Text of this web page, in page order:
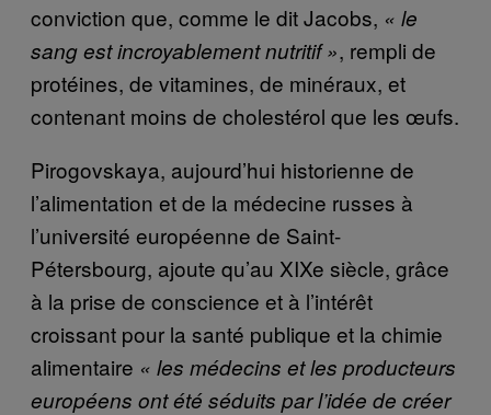
conviction que, comme le dit Jacobs, « le
sang est incroyablement nutritif », rempli de
protéines, de vitamines, de minéraux, et
contenant moins de cholestérol que les œufs.
Pirogovskaya, aujourd’hui historienne de
l’alimentation et de la médecine russes à
l’université européenne de Saint-
Pétersbourg, ajoute qu’au XIXe siècle, grâce
à la prise de conscience et à l’intérêt
croissant pour la santé publique et la chimie
alimentaire « les médecins et les producteurs
européens ont été séduits par l’idée de créer